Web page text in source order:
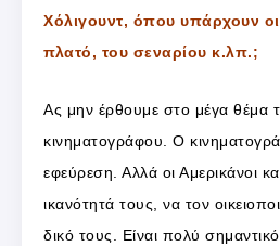
Χόλιγουντ, όπου υπάρχουν
πλατό, του σεναρίου κ.λπ.;
Ας μην έρθουμε στο μέγα θέμα
κινηματογράφου. Ο
εφεύρεση. Αλλά οι Αμερικάνοι
ικανότητά τους, να τον
δικό τους. Είναι πολύ